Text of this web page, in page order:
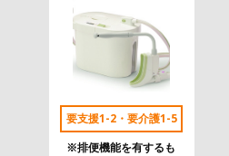
要支援1-2・要介護1-5
※排便機能を有するも